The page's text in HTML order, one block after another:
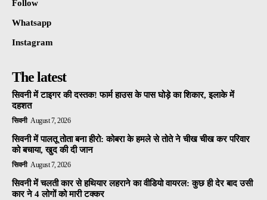
Follow
Whatsapp
Instagram
The latest
सिवनी में टाइगर की दस्तक! फार्म हाउस के पास घोड़े का शिकार, इलाके में
दहशत
सिवनी August 7, 2026
सिवनी में पालतू तोता बना हीरो: कोबरा के हमले से तोते ने चीख चीख कर परिवार
को बचाया, खुद की दी जान
सिवनी August 7, 2026
सिवनी में चलती कार से हथियार लहराने का वीडियो वायरल: कुछ ही देर बाद उसी
कार ने 4 लोगों को मारी टक्कर